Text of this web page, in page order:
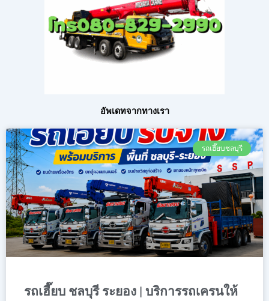
อัพเดทจากทางเรา
รถเฮี๊ยบชลบุรี
รถเฮี๊ยบ ชลบุรี ระยอง | บริการรถเครนให้